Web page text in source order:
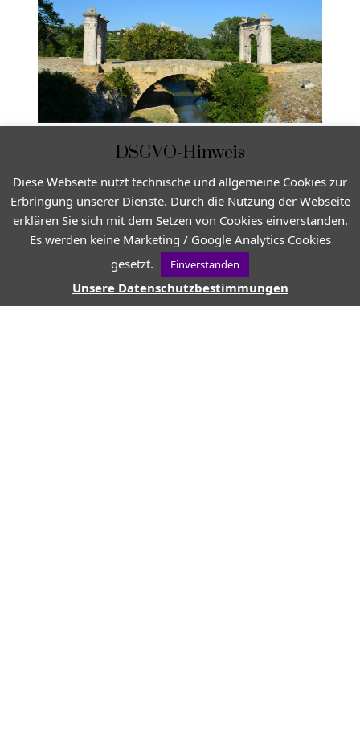
VONJEAN-CHRISTOPHE
DSGVO-Hinweis
Diese Webseite nutzt technische und allgemeine Cookies zur
Erbringung unserer Dienste. Durch die Nutzung der Webseite
erklären Sie sich mit dem Setzen von Cookies einverstanden.
Es werden keine Marketing / Google Analytics Cookies
gesetzt.
Einverstanden
Unsere Datenschutzbestimmungen